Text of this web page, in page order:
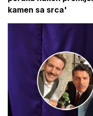
kamen sa srca'